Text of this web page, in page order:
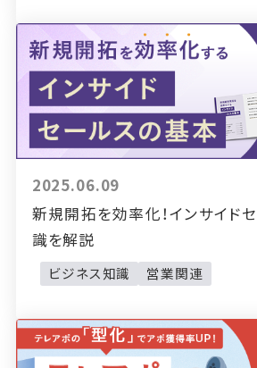
2025.06.09
新規開拓を効率化！インサイド
識を解説
ビジネス知識 営業関連